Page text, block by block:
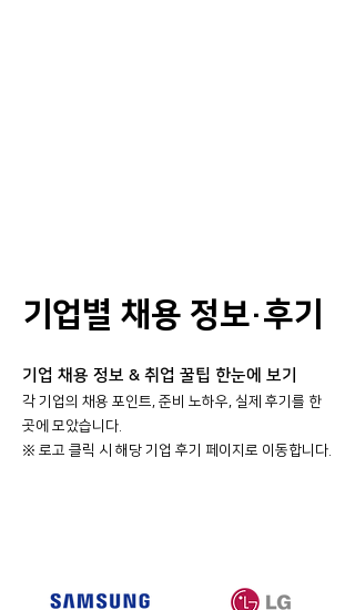
기업별 채용 정보·후기
기업 채용 정보 & 취업 꿀팁 한눈에 보기
각 기업의 채용 포인트, 준비 노하우, 실제 후기를 한
곳에 모았습니다.
​※ 로고 클릭 시 해당 기업 후기 페이지로 이동합니다.